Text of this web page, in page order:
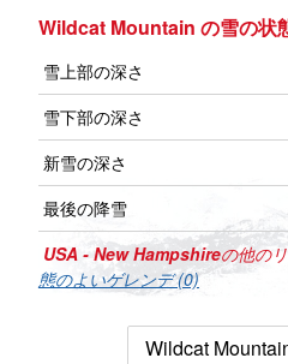
Wildcat Mountain の雪の状
雪上部の深さ
雪下部の深さ
新雪の深さ
最後の降雪
USA - New Hampshireの他の
態のよいゲレンデ (0)
Wildcat